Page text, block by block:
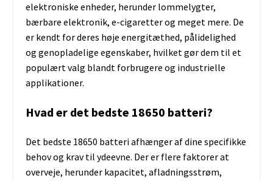
elektroniske enheder, herunder lommelygter,
bærbare elektronik, e-cigaretter og meget mere. De
er kendt for deres høje energitæthed, pålidelighed
og genopladelige egenskaber, hvilket gør dem til et
populært valg blandt forbrugere og industrielle
applikationer.
Hvad er det bedste 18650 batteri?
Det bedste 18650 batteri afhænger af dine specifikke
behov og krav til ydeevne. Der er flere faktorer at
overveje, herunder kapacitet, afladningsstrøm,